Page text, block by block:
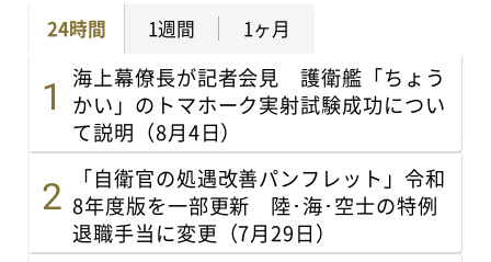
24時間 1週間 1ヶ月
海上幕僚長が記者会見 護衛艦「ちょう
かい」のトマホーク実射試験成功につい
て説明（8月4日）
「自衛官の処遇改善パンフレット」令和
8年度版を一部更新 陸･海･空士の特例
退職手当に変更（7月29日）